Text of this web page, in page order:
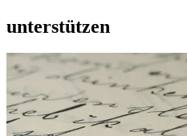
unterstützen